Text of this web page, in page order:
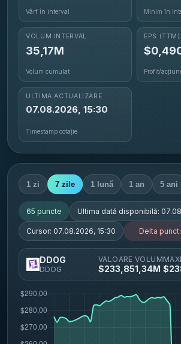
Vârf în interval Minim în
VOLUM INTERVAL
35,17M
Volum cumulat
EPS (TTM)
Profit/
ULTIMA ACTUALIZARE
07.08.2026, 15:30
Timestamp cotație
1 zi 7 zile 1 lună 1 an 5 ani
65 puncte Ultima dată disponibilă:
Cursor: 07.08.2026, 15:30 Delta punct:
DDOG
DDOG
VALOARE
$233,85
VOLUM
1,34M $